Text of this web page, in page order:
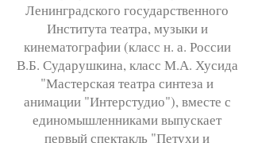
Ленинградского государственного
Института театра, музыки и
кинематографии (класс н. а. России
В.Б. Сударушкина, класс М.А. Хусида
"Мастерская театра синтеза и
анимации "Интерстудио"), вместе с
единомышленниками выпускает
первый спектакль "Петухи и